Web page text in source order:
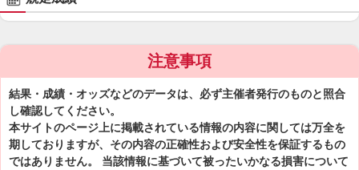
注意事項
結果・成績・オッズなどのデータは、必ず主催者発行のものと照合
し確認してください。
本サイトのページ上に掲載されている情報の内容に関しては万全を
期しておりますが、その内容の正確性および安全性を保証するもの
ではありません。 当該情報に基づいて被ったいかなる損害について